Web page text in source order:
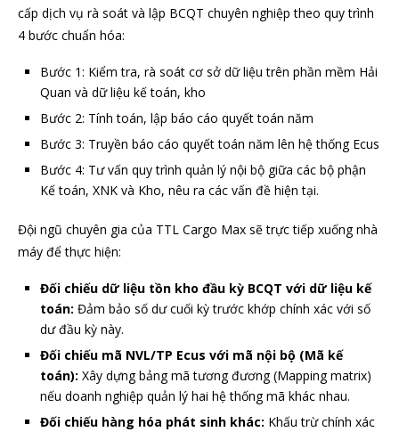
cấp dịch vụ rà soát và lập BCQT chuyên nghiệp theo quy trình
4 bước chuẩn hóa:
Bước 1: Kiểm tra, rà soát cơ sở dữ liệu trên phần mềm Hải
Quan và dữ liệu kế toán, kho
Bước 2: Tính toán, lập báo cáo quyết toán năm
Bước 3: Truyền báo cáo quyết toán năm lên hệ thống Ecus
Bước 4: Tư vấn quy trình quản lý nội bộ giữa các bộ phận
Kế toán, XNK và Kho, nêu ra các vấn đề hiện tại.
Đội ngũ chuyên gia của TTL Cargo Max sẽ trực tiếp xuống nhà
máy để thực hiện:
Đối chiếu dữ liệu tồn kho đầu kỳ BCQT với dữ liệu kế
toán: Đảm bảo số dư cuối kỳ trước khớp chính xác với số
dư đầu kỳ này.
Đối chiếu mã NVL/TP Ecus với mã nội bộ (Mã kế
toán): Xây dựng bảng mã tương đương (Mapping matrix)
nếu doanh nghiệp quản lý hai hệ thống mã khác nhau.
Đối chiếu hàng hóa phát sinh khác: Khấu trừ chính xác